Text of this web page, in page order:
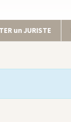
un JURISTE